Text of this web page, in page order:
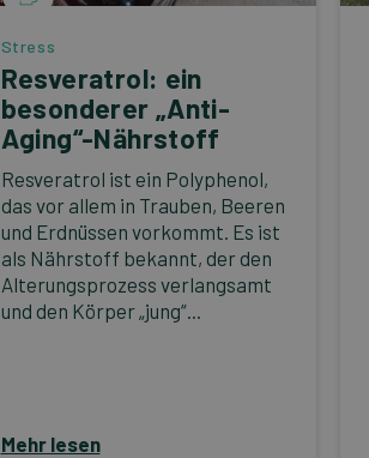
Stress
Resveratrol: ein
besonderer „Anti-
Aging“-Nährstoff
Resveratrol ist ein Polyphenol,
das vor allem in Trauben, Beeren
und Erdnüssen vorkommt. Es ist
als Nährstoff bekannt, der den
Alterungsprozess verlangsamt
und den Körper „jung“...
Mehr lesen